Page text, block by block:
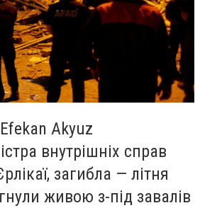
Akyuz
внутрішніх справ
загибла — літня
живою з-під завалів